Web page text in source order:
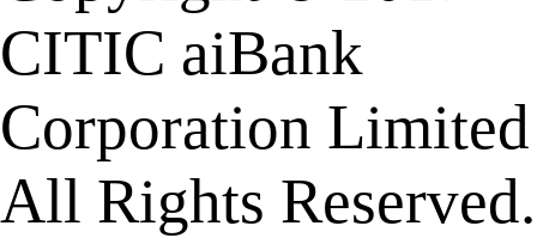
CITIC aiBank
Corporation Limited
All Rights Reserved.